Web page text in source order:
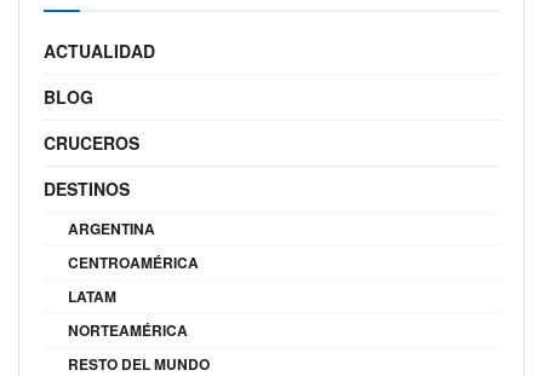
ACTUALIDAD
BLOG
CRUCEROS
DESTINOS
ARGENTINA
CENTROAMÉRICA
LATAM
NORTEAMÉRICA
RESTO DEL MUNDO